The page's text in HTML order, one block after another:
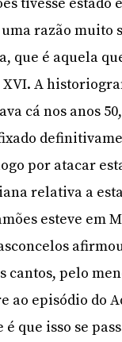
tivesse
razão
que é aquela
XVI. A
cá nos anos
por atacar
relativa a
esteve em
cantos, pelo
ao episódio do
que isso se